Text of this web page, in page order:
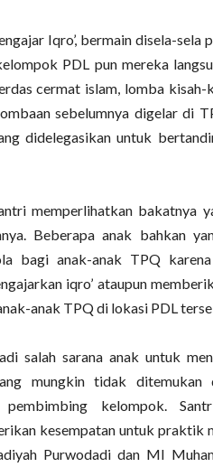
Iqro’, bermain disela-
PDL pun mereka
cermat islam, lomba
sebelumnya digelar di
didelegasikan untuk
memperlihatkan bakatnya
Beberapa anak bahkan
bagi anak-anak TPQ
iqro’ ataupun
anak TPQ di lokasi PDL
salah sarana anak untuk
mungkin tidak ditemukan
kelompok.
kesempatan untuk praktik
Purwodadi dan MI